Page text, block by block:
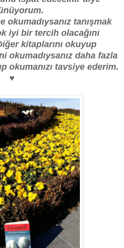
tanışmak
iyi bir tercih olacağını
kitaplarını okuyup
okumadıysanız daha fazla
okumanızı tavsiye ederim.
♥